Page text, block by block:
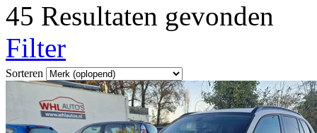
45 Resultaten gevonden
Filter
Sorteren